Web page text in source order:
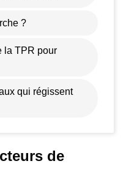
?
la TPR pour
qui régissent
de